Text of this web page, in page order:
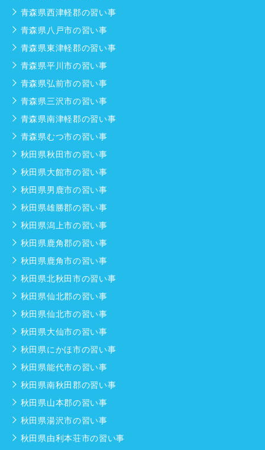
青森県西津軽郡の習い事
青森県八戸市の習い事
青森県東津軽郡の習い事
青森県平川市の習い事
青森県弘前市の習い事
青森県三沢市の習い事
青森県南津軽郡の習い事
青森県むつ市の習い事
秋田県秋田市の習い事
秋田県大館市の習い事
秋田県男鹿市の習い事
秋田県雄勝郡の習い事
秋田県潟上市の習い事
秋田県鹿角郡の習い事
秋田県鹿角市の習い事
秋田県北秋田市の習い事
秋田県仙北郡の習い事
秋田県仙北市の習い事
秋田県大仙市の習い事
秋田県にかほ市の習い事
秋田県能代市の習い事
秋田県南秋田郡の習い事
秋田県山本郡の習い事
秋田県湯沢市の習い事
秋田県由利本荘市の習い事